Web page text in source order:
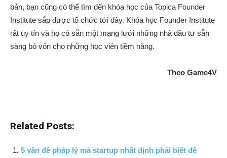
bản, bạn cũng có thể tìm đến khóa học của Topica Founder
Institute sắp được tổ chức tới đây. Khóa học Founder Institute
rất uy tín và họ có sẵn một mạng lưới những nhà đầu tư sẵn
sàng bỏ vốn cho những học viên tiềm năng.
Theo Game4V
Related Posts:
5 vấn đề pháp lý mà startup nhất định phải biết để